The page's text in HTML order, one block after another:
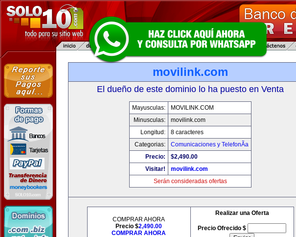
movilink.com
El dueño de este dominio lo ha puesto en Venta
Mayusculas:
MOVILINK.COM
Minusculas:
movilink.com
Longitud:
8 caracteres
Categorias:
Comunicaciones y TelefonÃ­a
Precio:
$2,490.00
Visitar!
movilink.com
Serán consideradas ofertas
COMPRAR AHORA
Precio $2,490.00
COMPRAR AHORA
Realizar una Oferta
Precio Ofrecido $